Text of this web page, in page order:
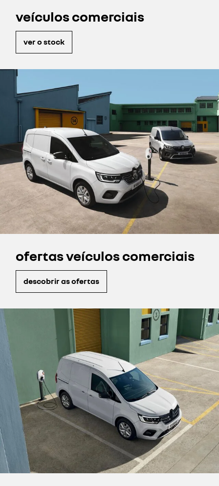
veículos comerciais
ver o stock
ofertas veículos comerciais
descobrir as ofertas